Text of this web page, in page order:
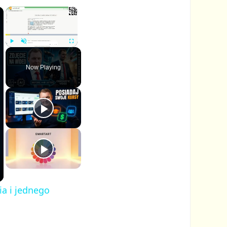
×
l n
u
t
F
s
c
n
Now Playing
i jednego